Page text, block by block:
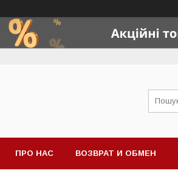
ПРО НАС ВОЗВРАТ И ОБМЕН